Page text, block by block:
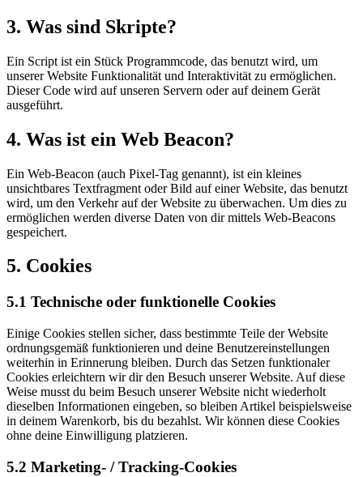
3. Was sind Skripte?
Ein Script ist ein Stück Programmcode, das benutzt wird, um
unserer Website Funktionalität und Interaktivität zu ermöglichen.
Dieser Code wird auf unseren Servern oder auf deinem Gerät
ausgeführt.
4. Was ist ein Web Beacon?
Ein Web-Beacon (auch Pixel-Tag genannt), ist ein kleines
unsichtbares Textfragment oder Bild auf einer Website, das benutzt
wird, um den Verkehr auf der Website zu überwachen. Um dies zu
ermöglichen werden diverse Daten von dir mittels Web-Beacons
gespeichert.
5. Cookies
5.1 Technische oder funktionelle Cookies
Einige Cookies stellen sicher, dass bestimmte Teile der Website
ordnungsgemäß funktionieren und deine Benutzereinstellungen
weiterhin in Erinnerung bleiben. Durch das Setzen funktionaler
Cookies erleichtern wir dir den Besuch unserer Website. Auf diese
Weise musst du beim Besuch unserer Website nicht wiederholt
dieselben Informationen eingeben, so bleiben Artikel beispielsweise
in deinem Warenkorb, bis du bezahlst. Wir können diese Cookies
ohne deine Einwilligung platzieren.
5.2 Marketing- / Tracking-Cookies